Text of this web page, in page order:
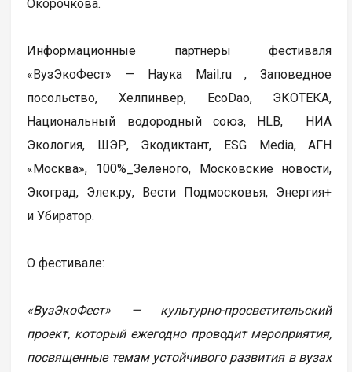
Окорочкова.
Информационные партнеры фестиваля
«ВузЭкоФест» — Наука Mail.ru , Заповедное
посольство, Хелпинвер, EcoDao, ЭКОТЕКА,
Национальный водородный союз, HLB, НИА
Экология, ШЭР, Экодиктант, ESG Media, АГН
«Москва», 100%_Зеленого, Московские новости,
Экоград, Элек.ру, Вести Подмосковья, Энергия+
и Убиратор.
О фестивале:
«ВузЭкоФест» — культурно-просветительский
проект, который ежегодно проводит мероприятия,
посвященные темам устойчивого развития в вузах